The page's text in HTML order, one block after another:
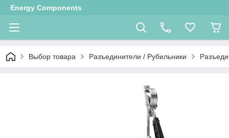
Energy Components
Выбор товара Разъединители / Рубильники